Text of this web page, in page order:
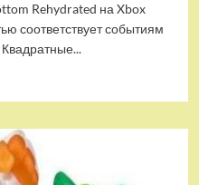
Rehydrated на Xbox
соответствует событиям